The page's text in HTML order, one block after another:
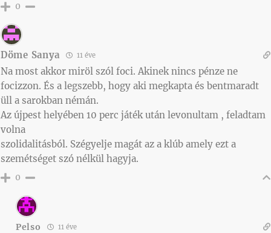
0
Döme Sanya 11 éve
Na most akkor miröl szól foci. Akinek nincs pénze ne
focizzon. És a legszebb, hogy aki megkapta és bentmaradt
üll a sarokban némán.
Az újpest helyében 10 perc játék után levonultam , feladtam
volna
szolidalitásból. Szégyelje magát az a klúb amely ezt a
szemétséget szó nélkül hagyja.
0
Pelso 11 éve